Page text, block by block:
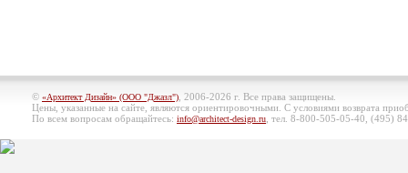
© «Архитект Дизайн» (ООО "Джазл") , 2006-2026 г. Все права защищены.
Цены, указанные на сайте, являются ориентировочными. С условиями возврата
По всем вопросам обращайтесь: info@architect-design.ru , тел. 8-800-505-05-40, (495)